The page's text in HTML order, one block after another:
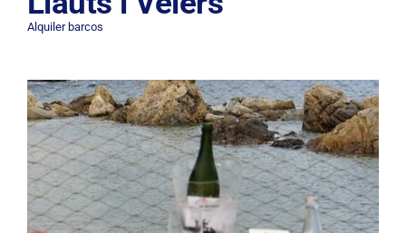
Alquiler barcos